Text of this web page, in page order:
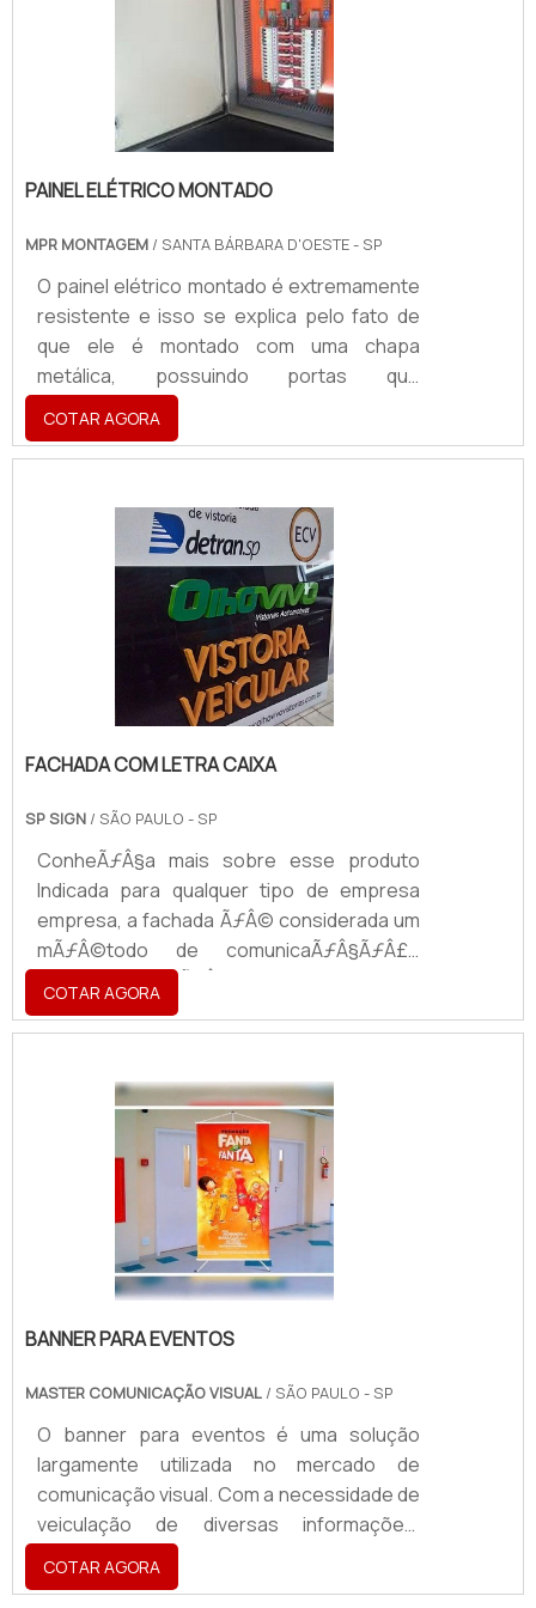
aos resultados esperados, principalmente
quando é instalado nos PDV’s, mantendo
contato cotidiano com os consumi.
PAINEL ELÉTRICO MONTADO
MPR MONTAGEM / SANTA BÁRBARA D'OESTE - SP
O painel elétrico montado é extremamente
resistente e isso se explica pelo fato de
que ele é montado com uma chapa
metálica, possuindo portas que
proporcionam mais segurança ao sistema
elétrico, além de que também é ele o
responsável por distribuir a energia para
empresa em que será aplicado o mais
absoluto controle dos maquinários, esse
dispositivo pode proporcionar economia
de tempo e recursos, além de assegurar
proteção aos operadores, evitando assim.
COTAR AGORA
FACHADA COM LETRA CAIXA
SP SIGN / SÃO PAULO - SP
ConheÃƒÂ§a mais sobre esse produto
Indicada para qualquer tipo de empresa
empresa, a fachada ÃƒÂ© considerada um
mÃƒÂ©todo de comunicaÃƒÂ§ÃƒÂ£o
bastante versÃƒÂ¡til, sem deixar de
transmitir credibilidade e confianÃƒÂ§a ao
local e aos seus clientes.AlÃƒÂ©m disso, o
diversos tamanhos e espessuras. Ele
ÃƒÂ© visto como uma ferramenta de
divulgaÃƒÂ§ÃƒÂ£o discreta, porÃƒÂ©m
impactante. ÃƒÂ‰ aplicado em diversos
locais como em: LaboratÃƒÂ³rios;
Empresas; ComÃƒÂ©rcios.
COTAR AGORA
BANNER PARA EVENTOS
MASTER COMUNICAÇÃO VISUAL / SÃO PAULO - SP
O banner para eventos é uma solução
largamente utilizada no mercado de
comunicação visual. Com a necessidade de
veiculação de diversas informações,
marcas, produtos e serviços, o banner é o
recurso ideal para eventos de todos os
COTAR AGORA